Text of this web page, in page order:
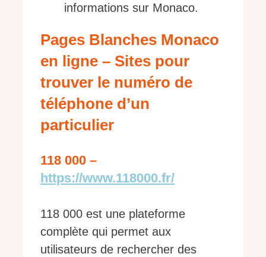
informations sur Monaco.
Pages Blanches Monaco
en ligne – Sites pour
trouver le numéro de
téléphone d’un
particulier
118 000 –
https://www.118000.fr/
118 000 est une plateforme
complète qui permet aux
utilisateurs de rechercher des